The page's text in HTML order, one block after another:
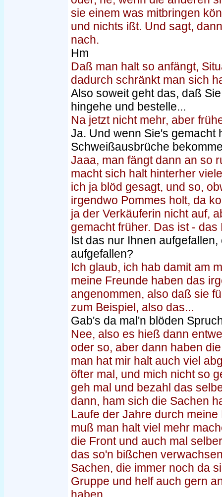
sie einem was mitbringen
und nichts ißt. Und sagt,
nach.
Hm
Daß man halt so anfängt,
dadurch schränkt man sich
Also soweit geht das, daß
hingehe und bestelle...
Na jetzt nicht mehr, aber
Ja. Und wenn Sie's gemacht
Schweißausbrüche
Jaaa, man fängt dann an so
macht sich halt hinterher
ich ja blöd gesagt, und so,
irgendwo Pommes holt, da
ja der Verkäuferin nicht auf,
gemacht früher. Das ist - das
Ist das nur Ihnen
aufgefallen?
Ich glaub, ich hab damit am
meine Freunde haben das
angenommen, also daß sie
zum Beispiel, also das...
Gab's da mal'n blöden
Nee, also es hieß dann
oder so, aber dann haben
man hat mir halt auch viel
öfter mal, und mich nicht so
geh mal und bezahl das
dann, ham sich die Sachen
Laufe der Jahre durch
muß man halt viel mehr
die Front und auch mal
das so'n bißchen
Sachen, die immer noch da
Gruppe und helf auch gern